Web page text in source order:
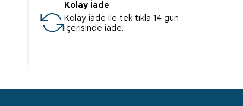
Kolay İade
Kolay iade ile tek tıkla 14 gün
içerisinde iade.